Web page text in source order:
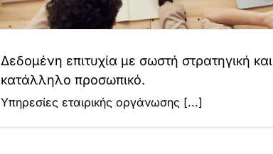
Δεδομένη επιτυχία με σωστή στρατηγική και
κατάλληλο προσωπικό.
Υπηρεσίες εταιρικής οργάνωσης [...]